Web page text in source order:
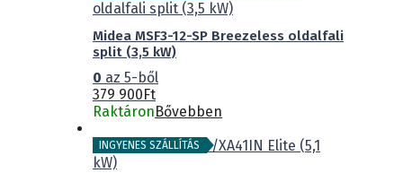
Midea MSF3-12-SP Breezeless oldalfali
split (3,5 kW)
0 az 5-ből
379 900 Ft
Raktáron Bővebben
INGYENES SZÁLLÍTÁS